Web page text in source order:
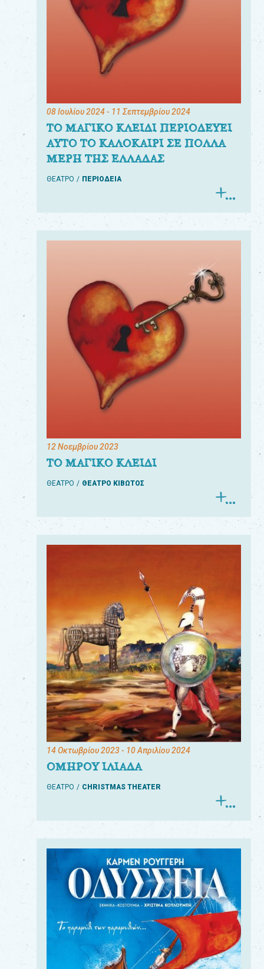
08 Ιουλίου 2024- 11 Σεπτεμβρίου 2024
ΤΟ ΜΑΓΙΚΟ ΚΛΕΙΔΙ ΠΕΡΙΟΔΕΥΕΙ
ΑΥΤΟ ΤΟ ΚΑΛΟΚΑΙΡΙ ΣΕ ΠΟΛΛΑ
ΜΕΡΗ ΤΗΣ ΕΛΛΑΔΑΣ
ΘΕΑΤΡΟ ΠΕΡΙΟΔΕΙΑ
12 Νοεμβρίου 2023
ΤΟ ΜΑΓΙΚΟ ΚΛΕΙΔΙ
ΘΕΑΤΡΟ ΘΕΑΤΡΟ ΚΙΒΩΤΟΣ
14 Οκτωβρίου 2023- 10 Απριλίου 2024
ΟΜΗΡΟΥ ΙΛΙΑΔΑ
ΘΕΑΤΡΟ CHRISTMAS THEATER